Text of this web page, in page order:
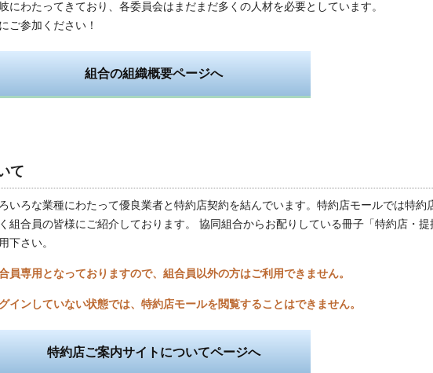
にわたってきており、各委員会はまだまだ多くの人材を必要としています。
ご参加ください！
組合の組織概要ページへ
て
いろな業種にわたって優良業者と特約店契約を結んでいます。特約店モールでは特約
組合員の皆様にご紹介しております。 協同組合からお配りしている冊子「特約店・提
下さい。
員専用となっておりますので、組合員以外の方はご利用できません。
インしていない状態では、特約店モールを閲覧することはできません。
特約店ご案内サイトについてページへ